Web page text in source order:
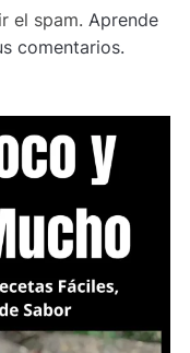
el spam. Aprende
comentarios.